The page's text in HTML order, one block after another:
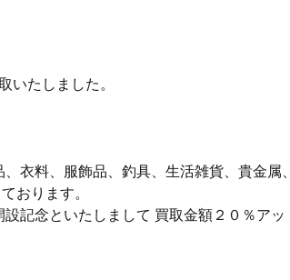
いたしました。
衣料、服飾品、釣具、生活雑貨、貴金属、
おります。
記念といたしまして 買取金額２０％アッ